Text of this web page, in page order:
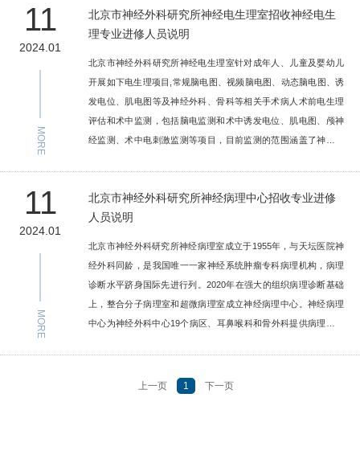
11
2024.01
MORE
北京市神经外科研究所神经电生理室招收神经电生
理专业进修人员说明
北京市神经外科研究所神经电生理室针对成年人、儿童及婴幼儿
开展如下电生理项目,常规脑电图、视频脑电图、动态脑电图、诱
发电位、肌电图等及神经外科、骨科等相关手术病人术前电生理
评估和术中监测，包括脑电监测和术中诱发电位、肌电图、颅神
经监测、术中电刺激监测等项目，目前监测的范围涵盖了神经外
儿童和其他神经系统疾病万余例，每周进行临床电生理教学讨
论。为培训全国各地医院神经电生理专业人员，常年招生专业进
11
2024.01
MORE
北京市神经外科研究所神经病理中心招收专业进修
人员说明
北京市神经外科研究所神经病理室成立于1955年，与天坛医院神
经外科同龄，是我国唯一一家神经系统肿瘤专科病理机构，病理
诊断水平跻身国际先进行列。2020年在强大的组织病理诊断基础
上，整合分子病理室和超微病理室成立神经病理中心。神经病理
中心为神经外科中心19个病区、耳鼻喉科和骨外科提供病理诊断
点，紧随国际病理发展前沿，提供更精准的整合诊断，同时完善
上一页 1 下一页